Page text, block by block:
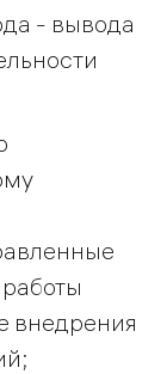
- вывода
внедрения